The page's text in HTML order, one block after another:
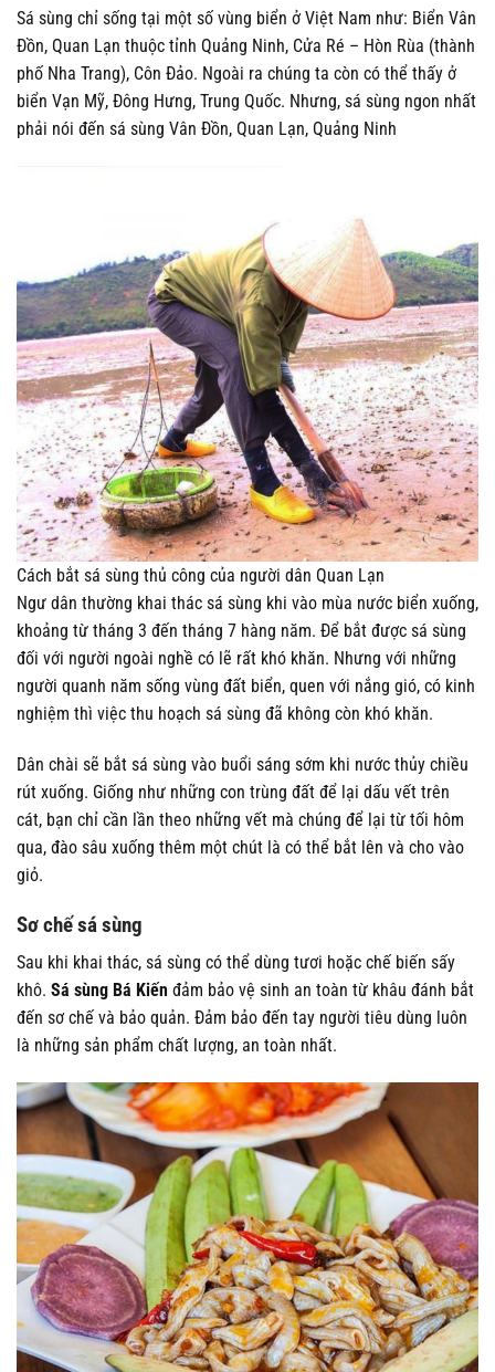
Sá sùng chỉ sống tại một số vùng biển ở Việt Nam như: Biển Vân
Đồn, Quan Lạn thuộc tỉnh Quảng Ninh, Cửa Ré – Hòn Rùa (thành
phố Nha Trang), Côn Đảo. Ngoài ra chúng ta còn có thể thấy ở
biển Vạn Mỹ, Đông Hưng, Trung Quốc. Nhưng, sá sùng ngon nhất
phải nói đến sá sùng Vân Đồn, Quan Lạn, Quảng Ninh
Cách bắt sá sùng thủ công của người dân Quan Lạn
Ngư dân thường khai thác sá sùng khi vào mùa nước biển xuống,
khoảng từ tháng 3 đến tháng 7 hàng năm. Để bắt được sá sùng
đối với người ngoài nghề có lẽ rất khó khăn. Nhưng với những
người quanh năm sống vùng đất biển, quen với nắng gió, có kinh
nghiệm thì việc thu hoạch sá sùng đã không còn khó khăn.
Dân chài sẽ bắt sá sùng vào buổi sáng sớm khi nước thủy chiều
rút xuống. Giống như những con trùng đất để lại dấu vết trên
cát, bạn chỉ cần lần theo những vết mà chúng để lại từ tối hôm
qua, đào sâu xuống thêm một chút là có thể bắt lên và cho vào
giỏ.
Sơ chế sá sùng
Sau khi khai thác, sá sùng có thể dùng tươi hoặc chế biến sấy
khô. Sá sùng Bá Kiến đảm bảo vệ sinh an toàn từ khâu đánh bắt
đến sơ chế và bảo quản. Đảm bảo đến tay người tiêu dùng luôn
là những sản phẩm chất lượng, an toàn nhất.